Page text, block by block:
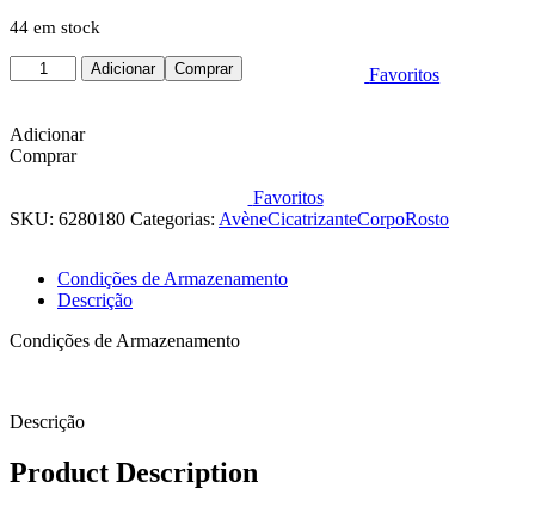
44 em stock
Quantidade
de
Creme
Reparador
Protetor
40
Adicionar Comprar Favoritos
Adicionar
Comprar
Favoritos
SKU: 6280180 Categorias: AvèneCicatrizanteCorpoRosto
Condições de Armazenamento
Descrição
Condições de Armazenamento
Descrição
Product Description